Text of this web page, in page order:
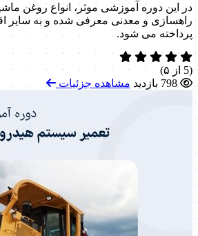
در این دوره آموزشی موثر، انواع روغن
راهسازی و معدنی معرفی شده و به سایر
پرداخته می شود.
(5 از ۵)
798 بازدید
مشاهده جزئیات